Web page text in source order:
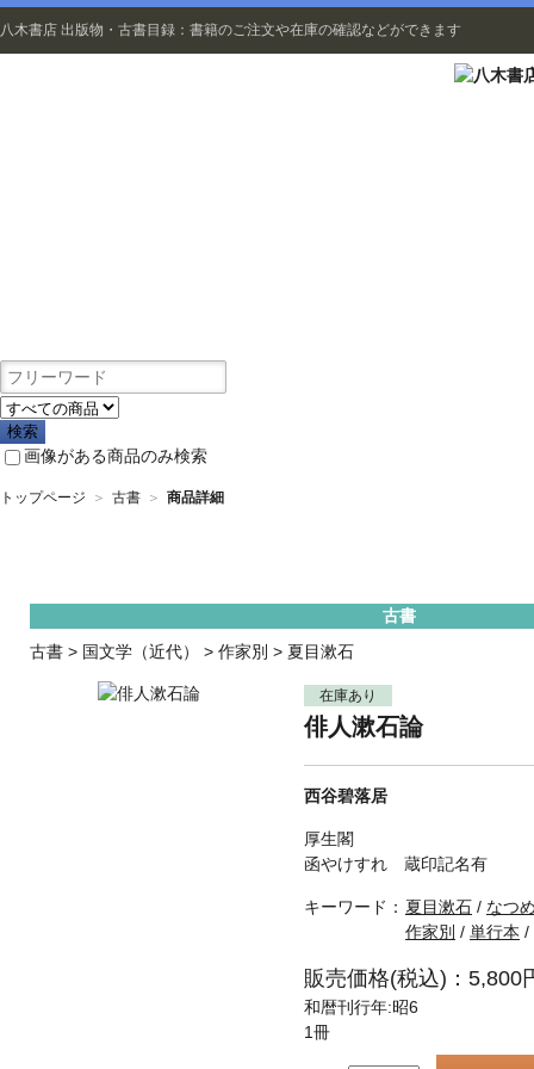
八木書店 出版物・古書目録：書籍のご注文や在庫の確認などができます
画像がある商品のみ検索
トップページ ＞ 古書 ＞ 商品詳細
古書
古書 > 国文学（近代） > 作家別 > 夏目漱石
在庫あり
俳人漱石論
西谷碧落居
厚生閣
函やけすれ 蔵印記名有
キーワード： 夏目漱石 / なつ
作家別 / 単行本 /
販売価格(税込)：5,800
和暦刊行年:昭6
1冊